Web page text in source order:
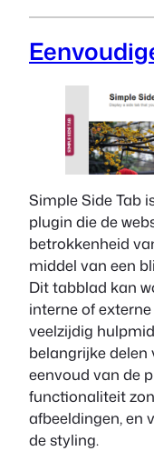
Simple Side Tab
plugin die de
betrokkenheid
middel van een
Dit tabblad kan
interne of
veelzijdig
belangrijke delen
eenvoud van de
functionaliteit
afbeeldingen, en
de styling.